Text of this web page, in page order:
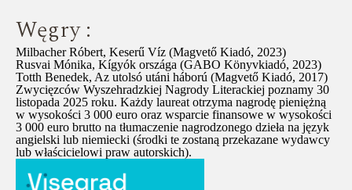
Węgry :
Milbacher Róbert, Keserű Víz (Magvető Kiadó, 2023)
Rusvai Mónika, Kígyók országa (GABO Könyvkiadó, 2023)
Totth Benedek, Az utolsó utáni háború (Magvető Kiadó, 2017)
Zwycięzców Wyszehradzkiej Nagrody Literackiej poznamy 30
listopada 2025 roku. Każdy laureat otrzyma nagrodę pieniężną
w wysokości 3 000 euro oraz wsparcie finansowe w wysokości
3 000 euro brutto na tłumaczenie nagrodzonego dzieła na język
angielski lub niemiecki (środki te zostaną przekazane wydawcy
lub właścicielowi praw autorskich).